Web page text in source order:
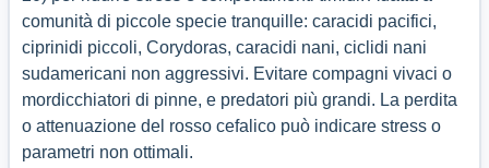
comunità di piccole specie tranquille: caracidi pacifici,
ciprinidi piccoli, Corydoras, caracidi nani, ciclidi nani
sudamericani non aggressivi. Evitare compagni vivaci o
mordicchiatori di pinne, e predatori più grandi. La perdita
o attenuazione del rosso cefalico può indicare stress o
parametri non ottimali.